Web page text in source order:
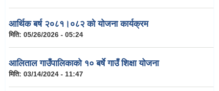
आर्थिक बर्ष २०८१।०८२ को योजना कार्यक्रम
मिति: 05/26/2026 - 05:24
आलिताल गाउँपालिकाको १० बर्षे गाउँ शिक्षा योजना
मिति: 03/14/2024 - 11:47